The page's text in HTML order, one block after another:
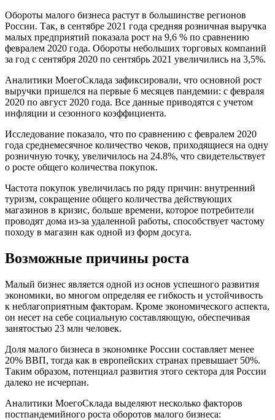
Обороты малого бизнеса растут в большинстве регионов
России. Так, в сентябре 2021 года средняя розничная выручка
малых предприятий показала рост на 9,6 % по сравнению
февралем 2020 года. Обороты небольших торговых компаний
за год с сентября 2020 по сентябрь 2021 увеличились на 3,5%.
Аналитики МоегоСклада зафиксировали, что основной рост
выручки пришелся на первые 6 месяцев пандемии: с февраля
2020 по август 2020 года. Все данные приводятся с учетом
инфляции и сезонного коэффициента.
Исследование показало, что по сравнению с февралем 2020
года среднемесячное количество чеков, приходящиеся на одну
розничную точку, увеличилось на 24.8%, что свидетельствует
о росте общего количества покупок.
Частота покупок увеличилась по ряду причин: внутренний
туризм, сокращение общего количества действующих
магазинов в кризис, больше времени, которое потребители
проводят дома из-за удаленной работы, способствует частому
походу в магазин как одной из форм досуга.
Возможные причины роста
Малый бизнес является одной из основ успешного развития
экономики, во многом определяя ее гибкость и устойчивость
к неблагоприятным факторам. Кроме экономического аспекта,
он несет на себе социальную составляющую, обеспечивая
занятостью 23 млн человек.
Доля малого бизнеса в экономике России составляет менее
20% ВВП, тогда как в европейских странах превышает 50%.
Таким образом, потенциал развития этого сектора для России
далеко не исчерпан.
Аналитики МоегоСклада выделяют несколько факторов
постпандемийного роста оборотов малого бизнеса: